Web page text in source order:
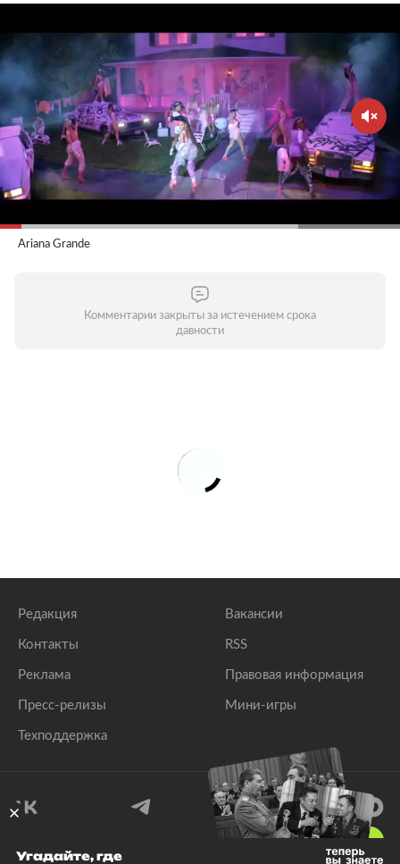
Ariana Grande
Комментарии закрыты за истечением срока
давности
Редакция
Контакты
Реклама
Пресс-релизы
Техподдержка
Вакансии
RSS
Правовая информация
Мини-игры
Угадайте, где